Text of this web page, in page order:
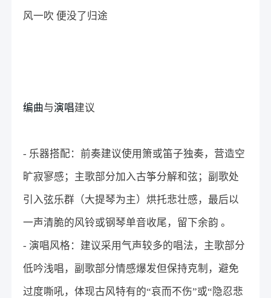
风一吹 便没了归途
编曲与演唱建议
- 乐器搭配：前奏建议使用箫或笛子独奏，营造空
旷寂寥感；主歌部分加入古筝分解和弦；副歌处
引入弦乐群（大提琴为主）烘托悲壮感，最后以
一声清脆的风铃或钢琴单音收尾，留下余韵 。
- 演唱风格：建议采用气声较多的唱法，主歌部分
低吟浅唱，副歌部分情感爆发但保持克制，避免
过度嘶吼，体现古风特有的“哀而不伤”或“隐忍悲